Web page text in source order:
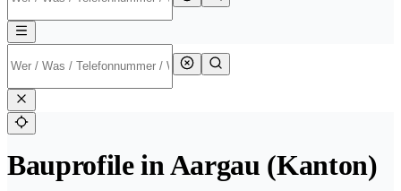
Bauprofile in Aargau (Kanton)